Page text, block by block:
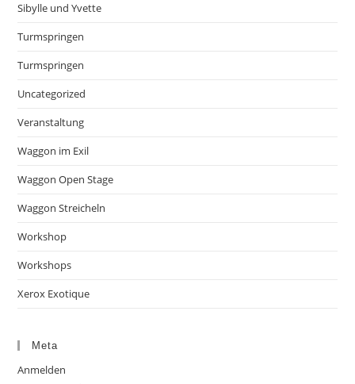
Sibylle und Yvette
Turmspringen
Turmspringen
Uncategorized
Veranstaltung
Waggon im Exil
Waggon Open Stage
Waggon Streicheln
Workshop
Workshops
Xerox Exotique
Meta
Anmelden